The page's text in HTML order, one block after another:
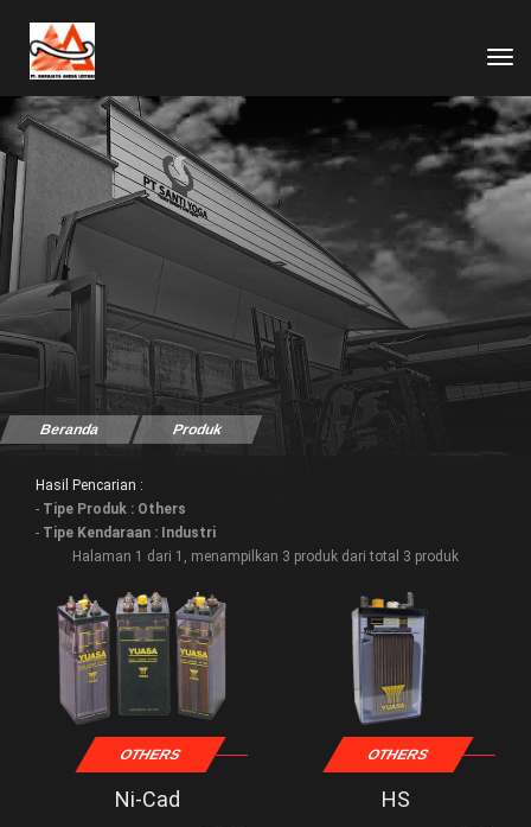
Beranda Produk
Hasil Pencarian :
- Tipe Produk : Others
- Tipe Kendaraan : Industri
Halaman 1 dari 1, menampilkan 3 produk dari total 3 produk
OTHERS
Ni-Cad
OTHERS
HS